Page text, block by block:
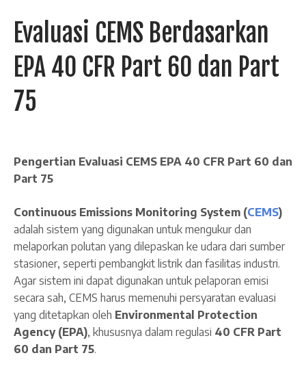
Evaluasi CEMS Berdasarkan
EPA 40 CFR Part 60 dan Part
75
Pengertian Evaluasi CEMS EPA 40 CFR Part 60 dan
Part 75
Continuous Emissions Monitoring System (CEMS)
adalah sistem yang digunakan untuk mengukur dan
melaporkan polutan yang dilepaskan ke udara dari sumber
stasioner, seperti pembangkit listrik dan fasilitas industri.
Agar sistem ini dapat digunakan untuk pelaporan emisi
secara sah, CEMS harus memenuhi persyaratan evaluasi
yang ditetapkan oleh Environmental Protection
Agency (EPA), khususnya dalam regulasi 40 CFR Part
60 dan Part 75.